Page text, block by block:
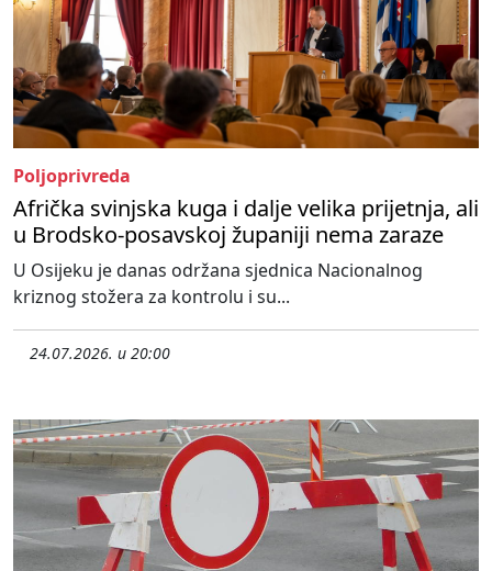
Poljoprivreda
Afrička svinjska kuga i dalje velika prijetnja, ali
u Brodsko-posavskoj županiji nema zaraze
U Osijeku je danas održana sjednica Nacionalnog
kriznog stožera za kontrolu i su...
24.07.2026. u 20:00